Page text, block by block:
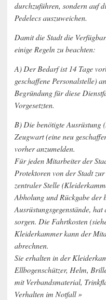
durchzuführen, sondern auf
Pedelecs auszuweichen.
Damit die Stadt die
einige Regeln zu beachten:
A) Der Bedarf ist 14 Tage
geschaffene Personalstelle)
Begründung für diese
Vorgesetzten.
B) Die benötigte Ausrüstung
Zeugwart (eine neu
vorher anzumelden.
Für jeden Mitarbeiter der
Protektoren von der Stadt
zentraler Stelle
Abholung und Rückgabe der
Ausrüstungsgegenstände,
sorgen. Die Fahrtkosten
Kleiderkammer kann der
abrechnen.
Sie erhalten in der
Ellbogenschützer, Helm,
mit Verbandsmaterial,
Verhalten im Notfall »